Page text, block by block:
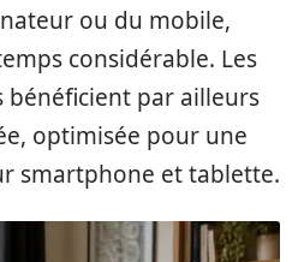
ou du mobile,
considérable. Les
par ailleurs
optimisée pour une
smartphone et tablette.